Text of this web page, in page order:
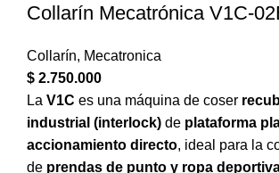
Collarín Mecatrónica V1C-
Collarín, Mecatronica
$ 2.750.000
La V1C es una máquina de coser
industrial (interlock) de plataforma
accionamiento directo, ideal para la
de prendas de punto y ropa